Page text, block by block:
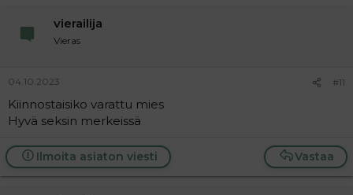
vierailija
Vieras
04.10.2023 #11
Kiinnostaisiko varattu mies
Hyvä seksin merkeissä
Vastaa
Ilmoita asiaton viesti